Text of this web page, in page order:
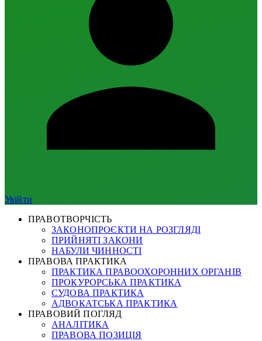
Увійти
ПРАВОТВОРЧІСТЬ
ЗАКОНОПРОЄКТИ НА РОЗГЛЯДІ
ПРИЙНЯТІ ЗАКОНИ
НАБУЛИ ЧИННОСТІ
ПРАВОВА ПРАКТИКА
ПРАКТИКА ПРАВООХОРОННИХ ОРГАНІВ
ПРОКУРОРСЬКА ПРАКТИКА
СУДОВА ПРАКТИКА
АДВОКАТСЬКА ПРАКТИКА
ПРАВОВИЙ ПОГЛЯД
АНАЛІТИКА
ПРАВОВА ПОЗИЦІЯ